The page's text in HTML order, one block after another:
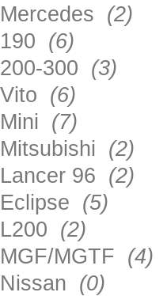
Mercedes (2)
190 (6)
200-300 (3)
Vito (6)
Mini (7)
Mitsubishi (2)
Lancer 96 (2)
Eclipse (5)
L200 (2)
MGF/MGTF (4)
Nissan (0)